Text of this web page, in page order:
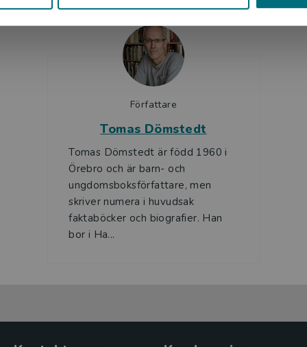
Författare
Tomas Dömstedt
Tomas Dömstedt är född 1960 i
Örebro och är barn- och
ungdomsboksförfattare, men
skriver numera i huvudsak
faktaböcker och biografier. Han
bor i Ha...